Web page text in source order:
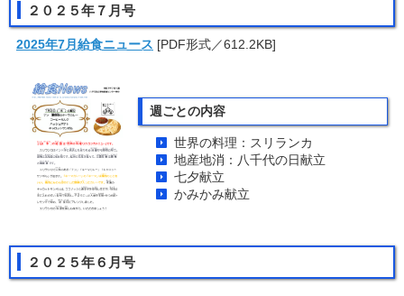
２０２５年７月号
2025年7月給食ニュース [PDF形式／612.2KB]
週ごとの内容
世界の料理：スリランカ
地産地消：八千代の日献立
七夕献立
かみかみ献立
２０２５年６月号